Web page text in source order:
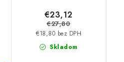
Skladom
€18,80 bez DPH
€23,12
€27,80